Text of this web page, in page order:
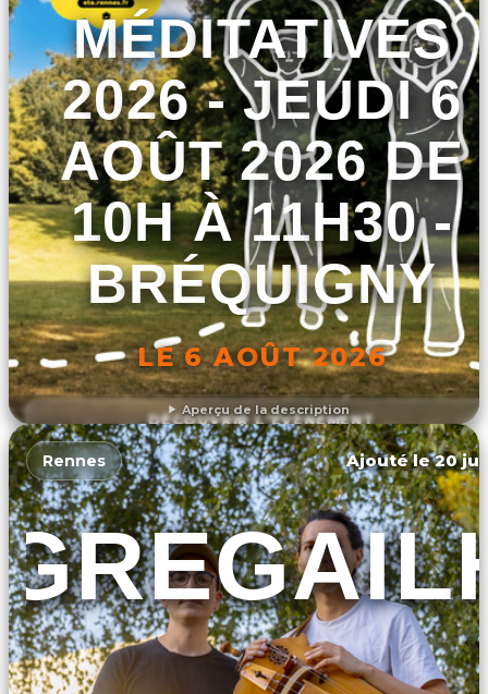
Aperçu de la description
MÉDITATIVES
2026 - JEUDI 6
AOÛT 2026 DE
10H À 11H30 -
BRÉQUIGNY
LE 6 AOÛT 2026
DÉCOUVRIR L'ÉVÉNEMENT
Rennes Ajouté le 20